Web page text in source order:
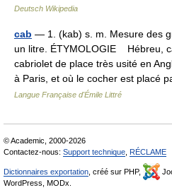
Deutsch Wikipedia
cab — 1. (kab) s. m. Mesure des
un litre. ÉTYMOLOGIE Hébreu,
cabriolet de place très usité en
à Paris, et où le cocher est
Langue Française d'Émile Littré
© Academic, 2000-2026
Contactez-nous: Support technique RÉCLAME
Dictionnaires exportation , créé sur PHP,
WordPress, MODx.